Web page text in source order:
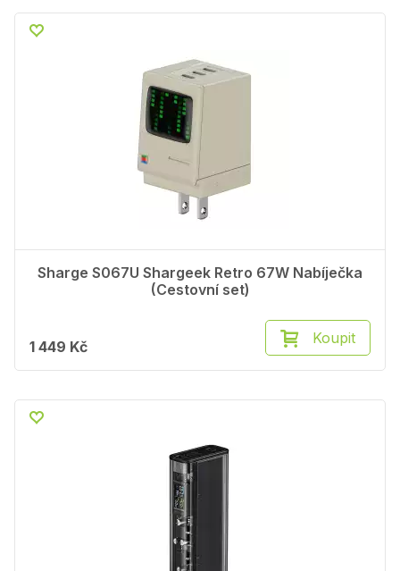
Sharge S067U Shargeek Retro 67W Nabíječka
(Cestovní set)
1 449 Kč Koupit